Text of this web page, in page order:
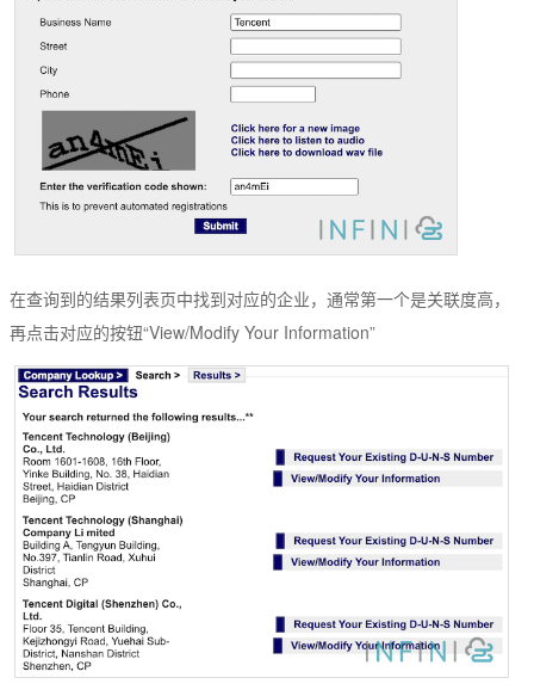
在查询到的结果列表页中找到对应的企业，通常第一个是关联度高，
再点击对应的按钮“View/Modify Your Information”